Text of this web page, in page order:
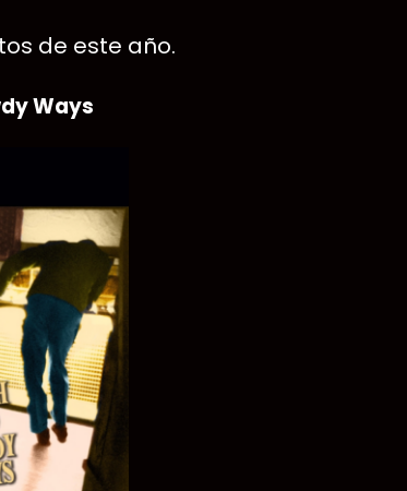
de este año.
Ways